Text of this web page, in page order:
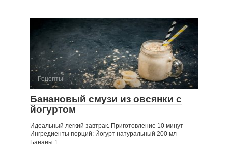
Рецепты
Банановый смузи из овсянки с
йогуртом
Идеальный легкий завтрак. Приготовление 10 минут
Ингредиенты порций: Йогурт натуральный 200 мл
Бананы 1